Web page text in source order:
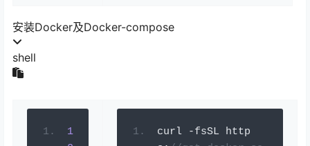
安装Docker及Docker-compose
shell
1
curl -fsSL http